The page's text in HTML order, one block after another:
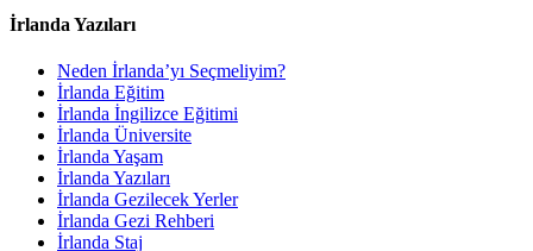
İrlanda Yazıları
Neden İrlanda’yı Seçmeliyim?
İrlanda Eğitim
İrlanda İngilizce Eğitimi
İrlanda Üniversite
İrlanda Yaşam
İrlanda Yazıları
İrlanda Gezilecek Yerler
İrlanda Gezi Rehberi
İrlanda Staj